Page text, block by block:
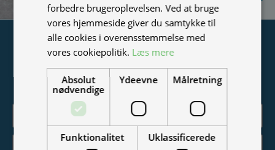
Tilmeld nyhedsmail
Vær blandt de første til at modtage info om nye produkter,
tilbud, events og udstillinger.
forbedre brugeroplevelsen. Ved at bruge
vores hjemmeside giver du samtykke til
alle cookies i overensstemmelse med
vores cookiepolitik. Læs mere
Absolut
nødvendige
Ydeevne Målretning
Funktionalitet Uklassificerede